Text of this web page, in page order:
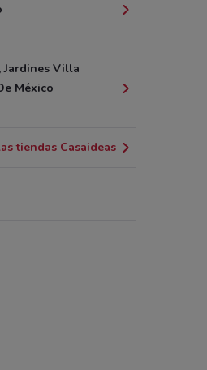
Jardines Villa
México
tiendas Casaideas